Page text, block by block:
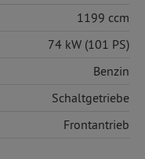
1199 ccm
74 kW (101 PS)
Benzin
Schaltgetriebe
Frontantrieb